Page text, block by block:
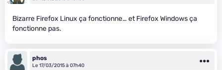
Bizarre Firefox Linux ça fonctionne… et Firefox Windows ça
fonctionne pas.
phos
Le 17/03/2015 à 07h40